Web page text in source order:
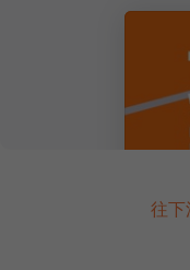
往下